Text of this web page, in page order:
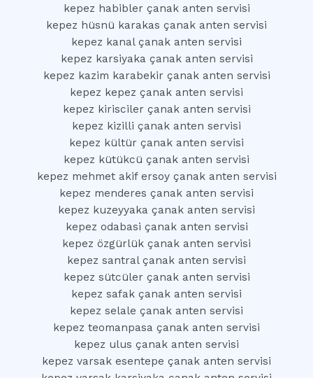
kepez habibler çanak anten servisi
kepez hüsnü karakas çanak anten servisi
kepez kanal çanak anten servisi
kepez karsiyaka çanak anten servisi
kepez kazim karabekir çanak anten servisi
kepez kepez çanak anten servisi
kepez kirisciler çanak anten servisi
kepez kizilli çanak anten servisi
kepez kültür çanak anten servisi
kepez kütükcü çanak anten servisi
kepez mehmet akif ersoy çanak anten servisi
kepez menderes çanak anten servisi
kepez kuzeyyaka çanak anten servisi
kepez odabasi çanak anten servisi
kepez özgürlük çanak anten servisi
kepez santral çanak anten servisi
kepez sütcüler çanak anten servisi
kepez safak çanak anten servisi
kepez selale çanak anten servisi
kepez teomanpasa çanak anten servisi
kepez ulus çanak anten servisi
kepez varsak esentepe çanak anten servisi